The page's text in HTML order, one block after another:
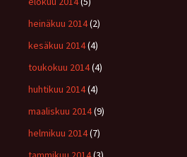
heinäkuu 2014(2)
kesäkuu 2014(4)
toukokuu 2014(4)
huhtikuu 2014(4)
maaliskuu 2014(9)
helmikuu 2014(7)